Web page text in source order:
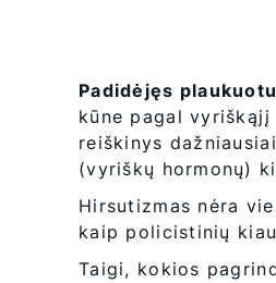
Padidėjęs
kūne pagal
reiškinys
(vyriškų hormonų)
Hirsutizmas nėra
kaip policistinių
Taigi, kokios